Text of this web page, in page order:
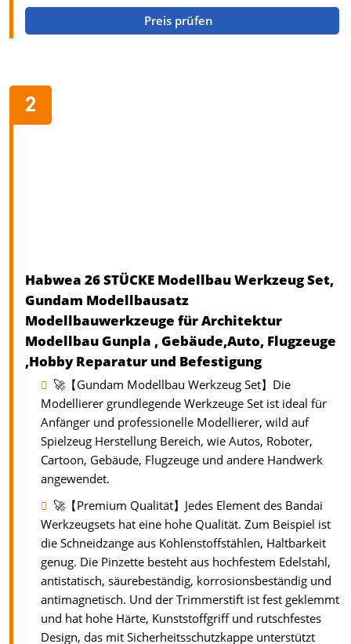
Preis prüfen
Habwea 26 STÜCKE Modellbau Werkzeug Set,
Gundam Modellbausatz
Modellbauwerkzeuge für Architektur
Modellbau Gunpla , Gebäude,Auto, Flugzeuge
,Hobby Reparatur und Befestigung
🚀【Gundam Modellbau Werkzeug Set】Die
Modellierer grundlegende Werkzeuge Set ist ideal für
Anfänger und professionelle Modellierer, wild auf
Spielzeug Herstellung Bereich, wie Autos, Roboter,
Cartoon, Gebäude, Flugzeuge und andere Handwerk
angewendet.
🚀【Premium Qualität】Jedes Element des Bandai
Werkzeugsets hat eine hohe Qualität. Zum Beispiel ist
die Schneidzange aus Kohlenstoffstählen, Haltbarkeit
genug. Die Pinzette besteht aus hochfestem Edelstahl,
antistatisch, säurebeständig, korrosionsbeständig und
antimagnetisch. Und der Trimmerstift ist fest geklemmt
und hat hohe Härte, Kunststoffgriff und rutschfestes
Design, das mit Sicherheitsschutzkappe unterstützt